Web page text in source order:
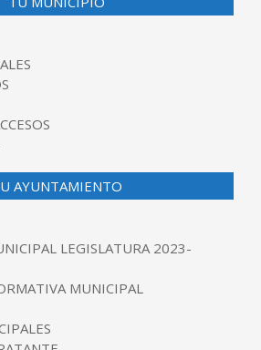
AYUNTAMIENTO
LEGISLATURA 2023-
MUNICIPAL